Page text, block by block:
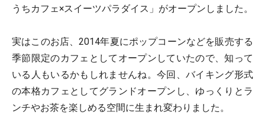
うちカフェ×スイーツパラダイス」がオープンしました。
実はこのお店、2014年夏にポップコーンなどを販売する
季節限定のカフェとしてオープンしていたので、知って
いる人もいるかもしれませんね。今回、バイキング形式
の本格カフェとしてグランドオープンし、ゆっくりとラ
ンチやお茶を楽しめる空間に生まれ変わりました。